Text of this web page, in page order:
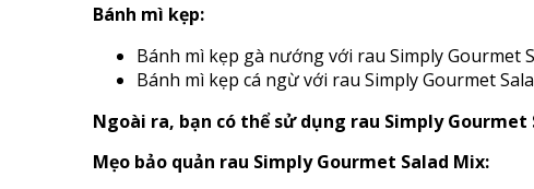
Bánh mì kẹp:
Bánh mì kẹp gà nướng với rau Simply Gourmet
Bánh mì kẹp cá ngừ với rau Simply Gourmet
Ngoài ra, bạn có thể sử dụng rau Simply
Mẹo bảo quản rau Simply Gourmet Salad Mix: